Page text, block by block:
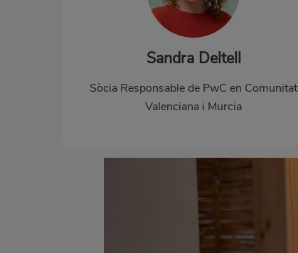
Sandra Deltell
Sòcia Responsable de PwC en Comunitat
Valenciana i Murcia